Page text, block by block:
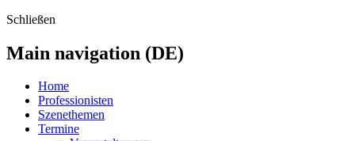
Schließen
Main navigation (DE)
Home
Professionisten
Szenethemen
Termine